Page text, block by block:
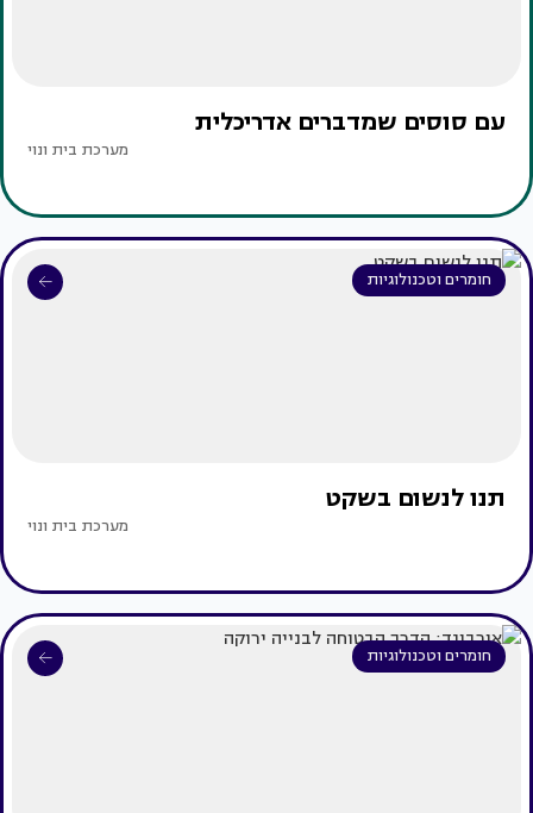
עם סוסים שמדברים אדריכלית
מערכת בית ונוי
חומרים וטכנולוגיות
תנו לנשום בשקט
מערכת בית ונוי
חומרים וטכנולוגיות